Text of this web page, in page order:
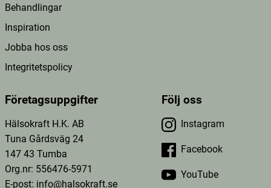
Behandlingar
Inspiration
Jobba hos oss
Integritetspolicy
Företagsuppgifter
Hälsokraft H.K. AB
Tuna Gårdsväg 24
147 43 Tumba
Org.nr: 556476-5971
E-post: info@halsokraft.se
Följ oss
Instagram
Facebook
YouTube